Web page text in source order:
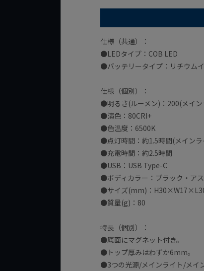
仕様（共通）：
●LEDタイプ：COB LED
●バッテリータイプ：リチウム
仕様（個別）：
●明るさ(ルーメン)：200(メイ
●演色：80CRI+
●色温度：6500K
●点灯時間：約1.5時間(メイン
●充電時間：約2.5時間
●USB：USB Type-C
●ボディカラー：ブラック・ア
●サイズ(mm)：
●質量(g)：80
特長（個別）：
●底面にマグネット付き。
●トップ厚みはわずか6mm。
●3つの光源/メインライト/メイ